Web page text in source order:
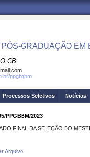
GRADUAÇÃO EM
CB
ppgbqbm
Processos Seletivos Notícias
PPGBBM/2023
FINAL DA SELEÇÃO DO
Arquivo